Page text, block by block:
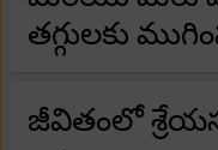
తగ్గులకు
జీవితంలో